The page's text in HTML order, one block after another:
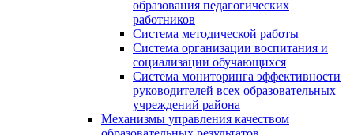
образования педагогических
работников
Система методической работы
Система организации воспитания и
социализации обучающихся
Система мониторинга эффективности
руководителей всех образовательных
учреждений района
Механизмы управления качеством